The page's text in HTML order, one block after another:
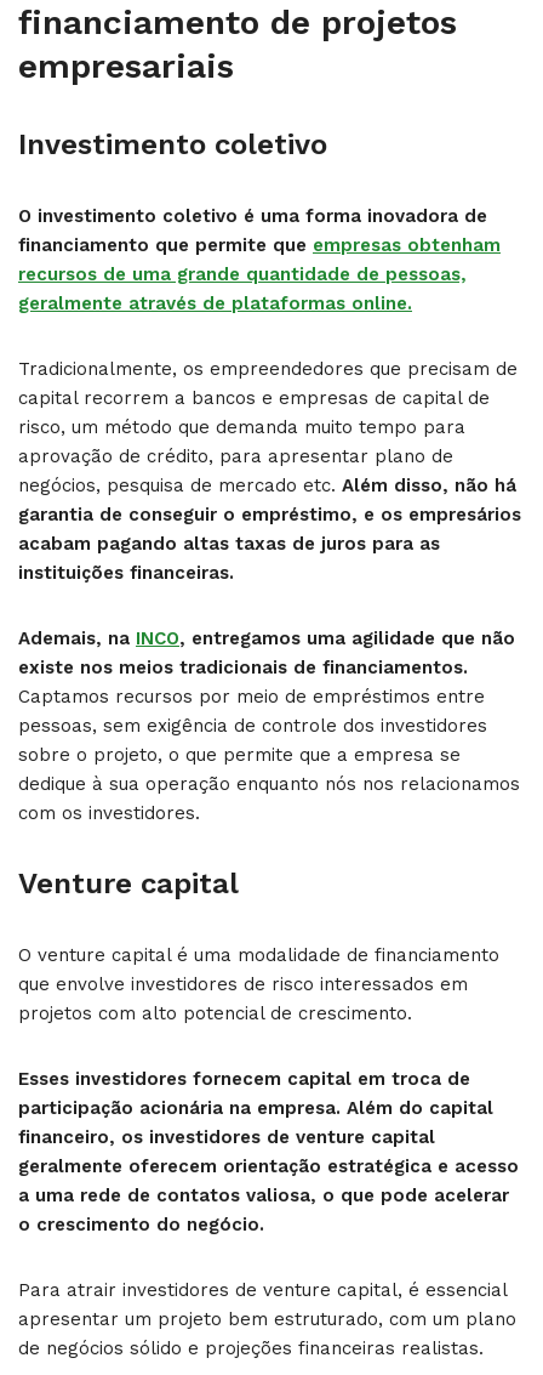
financiamento de projetos
empresariais
Investimento coletivo
O investimento coletivo é uma forma inovadora de
financiamento que permite que empresas obtenham
recursos de uma grande quantidade de pessoas,
geralmente através de plataformas online.
Tradicionalmente, os empreendedores que precisam de
capital recorrem a bancos e empresas de capital de
risco, um método que demanda muito tempo para
aprovação de crédito, para apresentar plano de
negócios, pesquisa de mercado etc. Além disso, não há
garantia de conseguir o empréstimo, e os empresários
acabam pagando altas taxas de juros para as
instituições financeiras.
Ademais, na INCO, entregamos uma agilidade que não
existe nos meios tradicionais de financiamentos.
Captamos recursos por meio de empréstimos entre
pessoas, sem exigência de controle dos investidores
sobre o projeto, o que permite que a empresa se
dedique à sua operação enquanto nós nos relacionamos
com os investidores.
Venture capital
O venture capital é uma modalidade de financiamento
que envolve investidores de risco interessados em
projetos com alto potencial de crescimento.
Esses investidores fornecem capital em troca de
participação acionária na empresa. Além do capital
financeiro, os investidores de venture capital
geralmente oferecem orientação estratégica e acesso
a uma rede de contatos valiosa, o que pode acelerar
o crescimento do negócio.
Para atrair investidores de venture capital, é essencial
apresentar um projeto bem estruturado, com um plano
de negócios sólido e projeções financeiras realistas.